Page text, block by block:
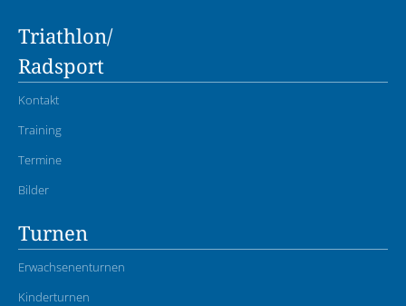
Triathlon/
Radsport
Kontakt
Training
Termine
Bilder
Turnen
Erwachsenenturnen
Kinderturnen